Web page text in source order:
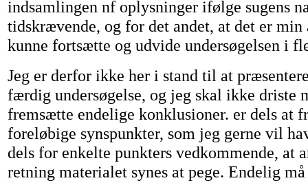
indsamlingen nf oplysninger ifølge sugens
tidskrævende, og for det andet, at det er min
kunne fortsætte og udvide undersøgelsen i
Jeg er derfor ikke her i stand til at
færdig undersøgelse, og jeg skal ikke driste
fremsætte endelige konklusioner. er dels at
foreløbige synspunkter, som jeg gerne vil
dels for enkelte punkters vedkommende, at
retning materialet synes at pege. Endelig må